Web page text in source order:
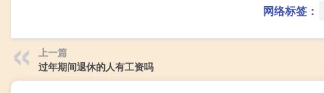
网络标签：
上一篇
过年期间退休的人有工资吗